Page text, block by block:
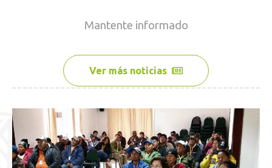
Mantente informado
Ver más noticias